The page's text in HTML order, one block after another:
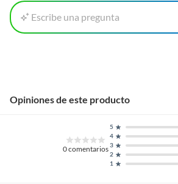
Escribe una pregunta
Opiniones de este producto
0comentarios
1
2
3
4
5